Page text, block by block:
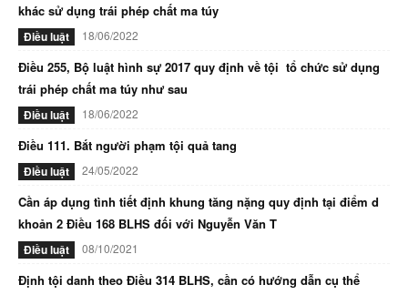
khác sử dụng trái phép chất ma túy
Điều luật 18/06/2022
Điều 255, Bộ luật hình sự 2017 quy định về tội tổ chức sử dụng
trái phép chất ma túy như sau
Điều luật 18/06/2022
Điều 111. Bắt người phạm tội quả tang
Điều luật 24/05/2022
Cần áp dụng tình tiết định khung tăng nặng quy định tại điểm d
khoản 2 Điều 168 BLHS đối với Nguyễn Văn T
Điều luật 08/10/2021
Định tội danh theo Điều 314 BLHS, cần có hướng dẫn cụ thể